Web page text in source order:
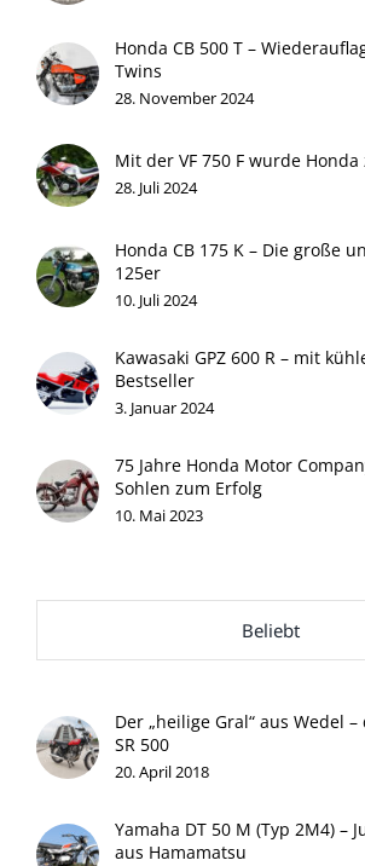
Honda CB 500 T –
Twins
28. November 2024
Mit der VF 750 F wurde
28. Juli 2024
Honda CB 175 K – Die große
125er
10. Juli 2024
Kawasaki GPZ 600 R – mit
Bestseller
3. Januar 2024
75 Jahre Honda Motor
Sohlen zum Erfolg
10. Mai 2023
Beliebt
Der „heilige Gral“ aus Wedel
SR 500
20. April 2018
Yamaha DT 50 M (Typ 2M4) –
aus Hamamatsu